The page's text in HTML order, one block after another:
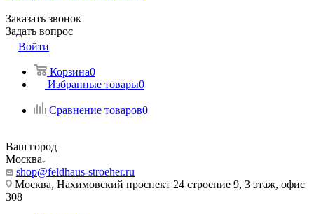
Заказать звонок
Задать вопрос
Войти
Корзина0
Избранные товары0
Сравнение товаров0
Ваш город
Москва
shop@feldhaus-stroeher.ru
Москва, Нахимовский проспект 24 строение 9, 3 этаж, офис
308